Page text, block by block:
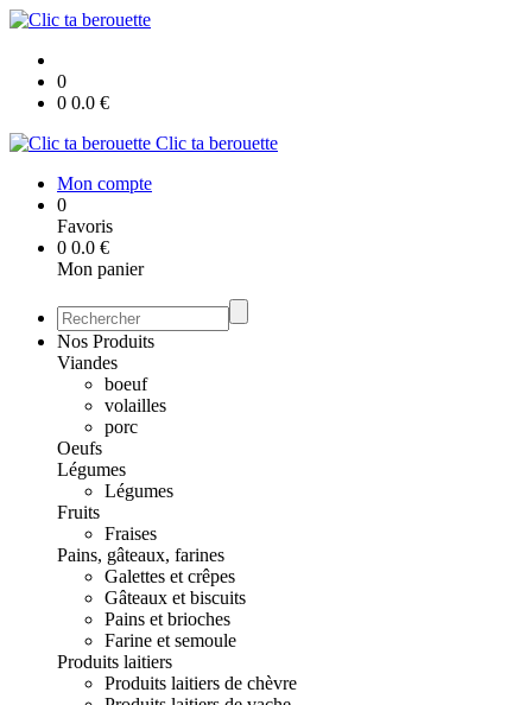
0
0 0.0 €
Clic ta berouette
Mon compte
0
Favoris
0 0.0 €
Mon panier
Nos Produits
Viandes
boeuf
volailles
porc
Oeufs
Légumes
Légumes
Fruits
Fraises
Pains, gâteaux, farines
Galettes et crêpes
Gâteaux et biscuits
Pains et brioches
Farine et semoule
Produits laitiers
Produits laitiers de chèvre